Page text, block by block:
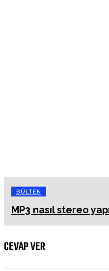
BÜLTEN
MP3 nasıl stereo
CEVAP VER